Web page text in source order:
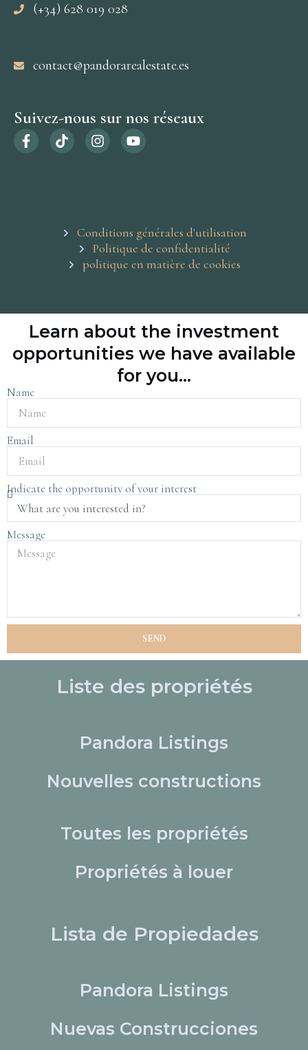
(+34) 628 019 028
contact@pandorarealestate.es
Suivez-nous sur nos réseaux
Conditions générales d'utilisation
Politique de confidentialité
politique en matière de cookies
Learn about the investment
opportunities we have available
for you...
Name
Email
Indicate the opportunity of your interest
Message
SEND
Liste des propriétés
Pandora Listings
Nouvelles constructions
Toutes les propriétés
Propriétés à louer
Lista de Propiedades
Pandora Listings
Nuevas Construcciones